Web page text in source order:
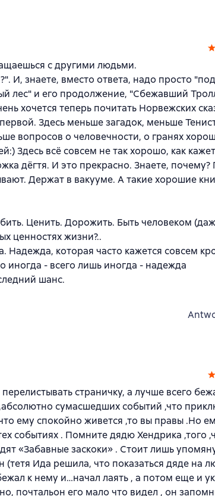
с другими людьми.
И, знаете, вместо ответа, надо просто
лес" и его продолжение, "Сбежавший
хочется теперь почитать Норвежских
Здесь меньше загадок, меньше
вопросов о человечности, о гранях
Здесь всё совсем не так хорошо, как
дёгтя. И это прекрасно. Знаете,
Держат в вакууме. А такие хорошие
Ценить. Дорожить. Быть человеком
ценностях жизни?..
Надежда, которая часто кажется совсем
иногда - всего лишь иногда - надежда
шанс.
страничку, а лучше всего
сумасшедших событий ,что
ему спокойно живется ,то вы правы .Но
событиях . Помните дядю Хендрика ,того
«Забавные заскоки» . Стоит лишь
(тетя Ида решила, что показаться дяде на
к нему и…начал лаять , а потом еще и
почтальон его мало что видел , он